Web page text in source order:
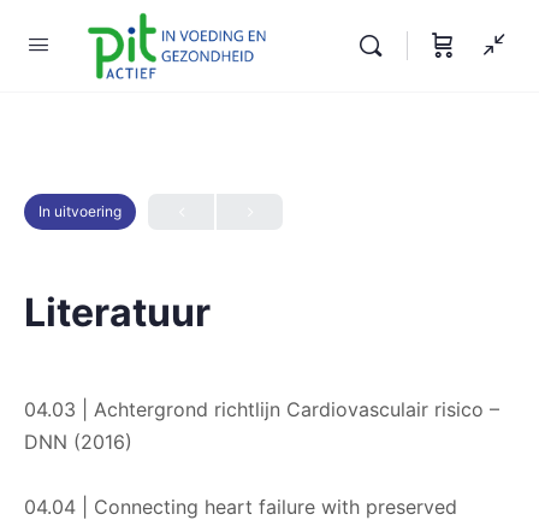
In uitvoering
Literatuur
04.03 | Achtergrond richtlijn Cardiovasculair risico –
DNN (2016)
04.04 | Connecting heart failure with preserved